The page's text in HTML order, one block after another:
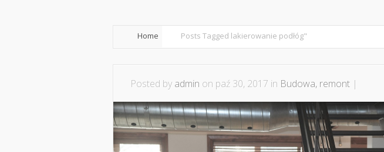
Home Posts Tagged lakierowanie podłóg"
Posted by admin on paź 30, 2017 in Budowa, remont |